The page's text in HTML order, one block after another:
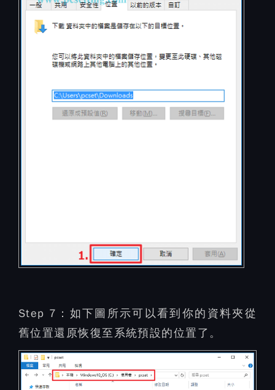
Step 7： 如下圖所示可以看到你的資料夾從
舊位置還原恢復至系統預設的位置了。